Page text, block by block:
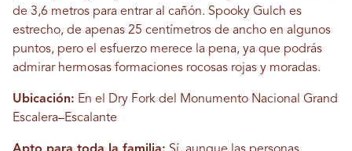
de 3,6 metros para entrar al cañón. Spooky Gulch es
estrecho, de apenas 25 centímetros de ancho en algunos
puntos, pero el esfuerzo merece la pena, ya que podrás
admirar hermosas formaciones rocosas rojas y moradas.
Ubicación: En el Dry Fork del Monumento Nacional Grand
Escalera–Escalante